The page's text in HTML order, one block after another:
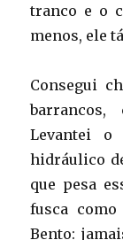
tranco e o
menos, ele
Consegui
Levantei o
hidráulico
que pesa
fusca
Bento: